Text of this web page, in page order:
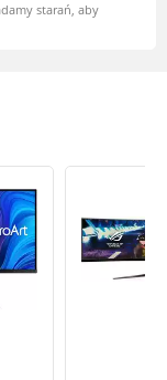
starań, aby